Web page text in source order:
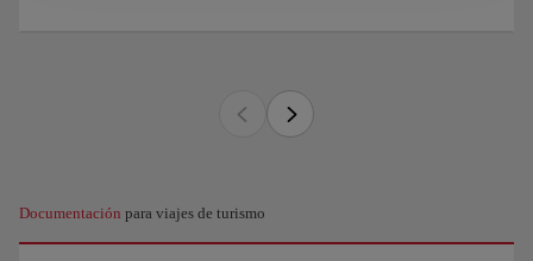
Documentación para viajes de turismo